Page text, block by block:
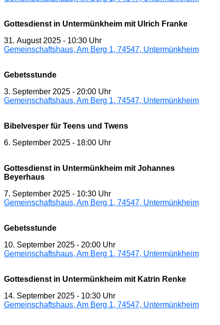
Gottesdienst in Untermünkheim mit Ulrich Franke
31. August 2025 - 10:30 Uhr
Gemeinschaftshaus, Am Berg 1, 74547, Untermünkheim
Gebetsstunde
3. September 2025 - 20:00 Uhr
Gemeinschaftshaus, Am Berg 1, 74547, Untermünkheim
Bibelvesper für Teens und Twens
6. September 2025 - 18:00 Uhr
Gottesdienst in Untermünkheim mit Johannes
Beyerhaus
7. September 2025 - 10:30 Uhr
Gemeinschaftshaus, Am Berg 1, 74547, Untermünkheim
Gebetsstunde
10. September 2025 - 20:00 Uhr
Gemeinschaftshaus, Am Berg 1, 74547, Untermünkheim
Gottesdienst in Untermünkheim mit Katrin Renke
14. September 2025 - 10:30 Uhr
Gemeinschaftshaus, Am Berg 1, 74547, Untermünkheim